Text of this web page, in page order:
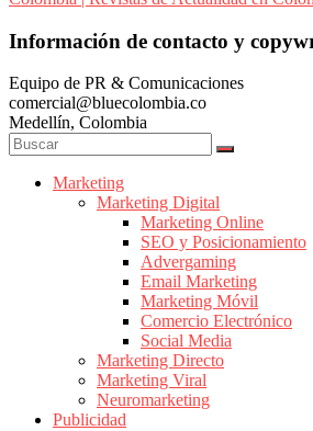
Revista
Marketing
Colombia
|
Revistas
Marketing
Publicidad
Colombia
Información de contacto y
Equipo de PR & Comunicaciones
comercial@bluecolombia.co
Medellín, Colombia
Marketing
Marketing Digital
Marketing Online
SEO y Posicionamiento
Advergaming
Email Marketing
Marketing Móvil
Comercio Electrónico
Social Media
Marketing Directo
Marketing Viral
Neuromarketing
Publicidad